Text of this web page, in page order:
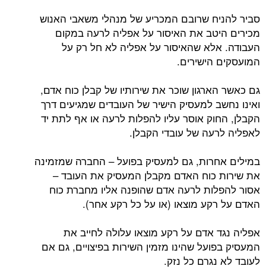
סביר להניח שרובם המכריע של מנהלי משאבי האנוש
מכירים היטב את האיסור על אפליה לרעה במקום
העבודה. אלא שהאיסור על אפליה לא חל רק על
המועסקים הישירים.
גם כאשר הארגון שוכר את שירותיו של קבלן כוח אדם,
ואינו נחשב למעסיק הישיר של העובדים שמגיעים דרך
הקבלן, החוק אוסר עליו להפלות לרעה או אף לתת יד
לאפליה לרעה של עובדי הקבלן.
במילים אחרות, גם למעסיק בפועל – החברה שמזמינה
את שירות כוח האדם מקבלן המעסיק את העובד –
אסור להפלות לרעה אדם שהופנה אליו מחברת כוח
האדם על רקע מוצאו (או על כל רקע אחר).
אפליה נגד אדם על רקע מוצאו עלולה לחייב את
המעסיק בפועל שהינו מזמין השירות בפיצויים, גם אם
לעובד לא נגרם כל נזק.